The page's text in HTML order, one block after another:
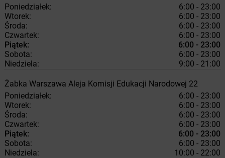
Poniedziałek:
6:00 - 23:00
Wtorek:
6:00 - 23:00
Środa:
6:00 - 23:00
Czwartek:
6:00 - 23:00
Piątek:
6:00 - 23:00
Sobota:
6:00 - 23:00
Niedziela:
9:00 - 21:00
Żabka Warszawa Aleja Komisji Edukacji Narodowej 22
Poniedziałek:
6:00 - 23:00
Wtorek:
6:00 - 23:00
Środa:
6:00 - 23:00
Czwartek:
6:00 - 23:00
Piątek:
6:00 - 23:00
Sobota:
6:00 - 23:00
Niedziela:
10:00 - 22:00